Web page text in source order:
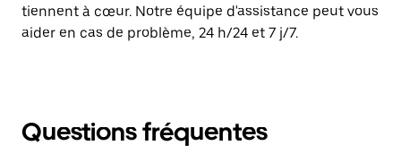
tiennent à cœur. Notre équipe d'assistance peut vous
aider en cas de problème, 24 h/24 et 7 j/7.
Questions fréquentes